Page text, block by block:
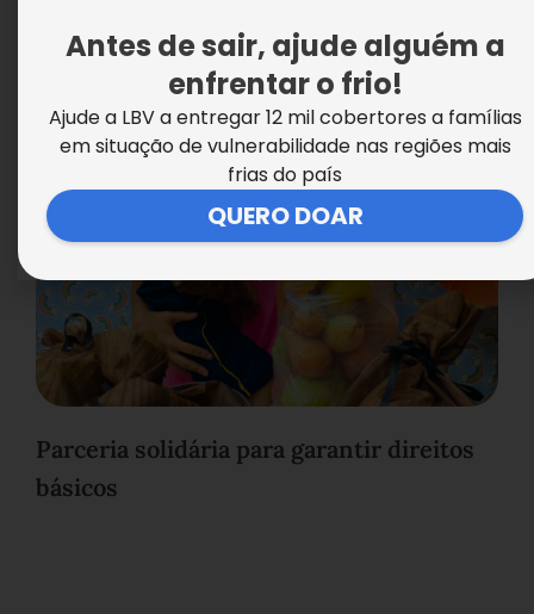
Parceria solidária para garantir direitos
básicos
Antes de sair, ajude alguém a
enfrentar o frio!
Ajude a LBV a entregar 12 mil cobertores a famílias
em situação de vulnerabilidade nas regiões mais
frias do país
QUERO DOAR